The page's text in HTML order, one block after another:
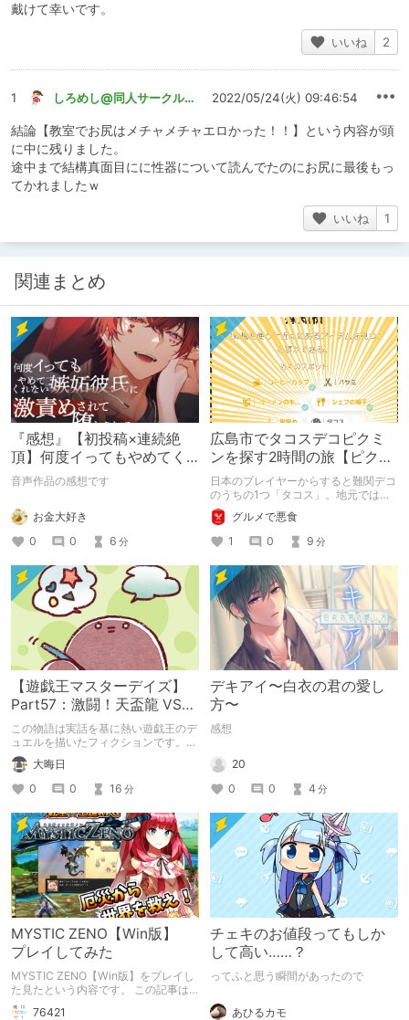
戴けて幸いです。
いいね 2
1 しろめし@同人サークル様のPV制作屋 2022/05/24(火) 09:46:54
結論【教室でお尻はメチャメチャエロかった！！】という内容が頭
に中に残りました。
途中まで結構真面目にに性器について読んでたのにお尻に最後もっ
てかれましたｗ
いいね 1
関連まとめ
『感想』【初投稿×連続絶
頂】何度イってもやめてく
れない嫉妬彼氏に激責めさ
音声作品の感想です
お金大好き
0
0 6 分
広島市でタコスデコピクミ
ンを探す2時間の旅【ピクミ
ンブルーム / Pikmin
Bloom】
日本のプレイヤーからすると難関デコ
のうちの1つ「タコス」。地元では見
つけられなかった男が広島で探す旅を
お送りします。ねくすと5月のテーマ
「お出かけの記録」。
グルメで悪食
1
0 9 分
【遊戯王マスターデイズ】
Part57：激闘！天盃龍 VS
千年D【架空デュエル】
この物語は実話を基に熱い遊戯王のデ
ュエルを描いたフィクションです。
（自分用メモ：2025-05-14）
大晦日
0
0 16 分
デキアイ〜白衣の君の愛し
方〜
感想
20
0
0 4 分
MYSTIC ZENO【Win版】
プレイしてみた
MYSTIC ZENO【Win版】をプレイし
た見たという内容です。 この記事は
通常のクリエイターズ記事です。
76421
チェキのお値段ってもしか
して高い……？
ってふと思う瞬間があったので
あひるカモ